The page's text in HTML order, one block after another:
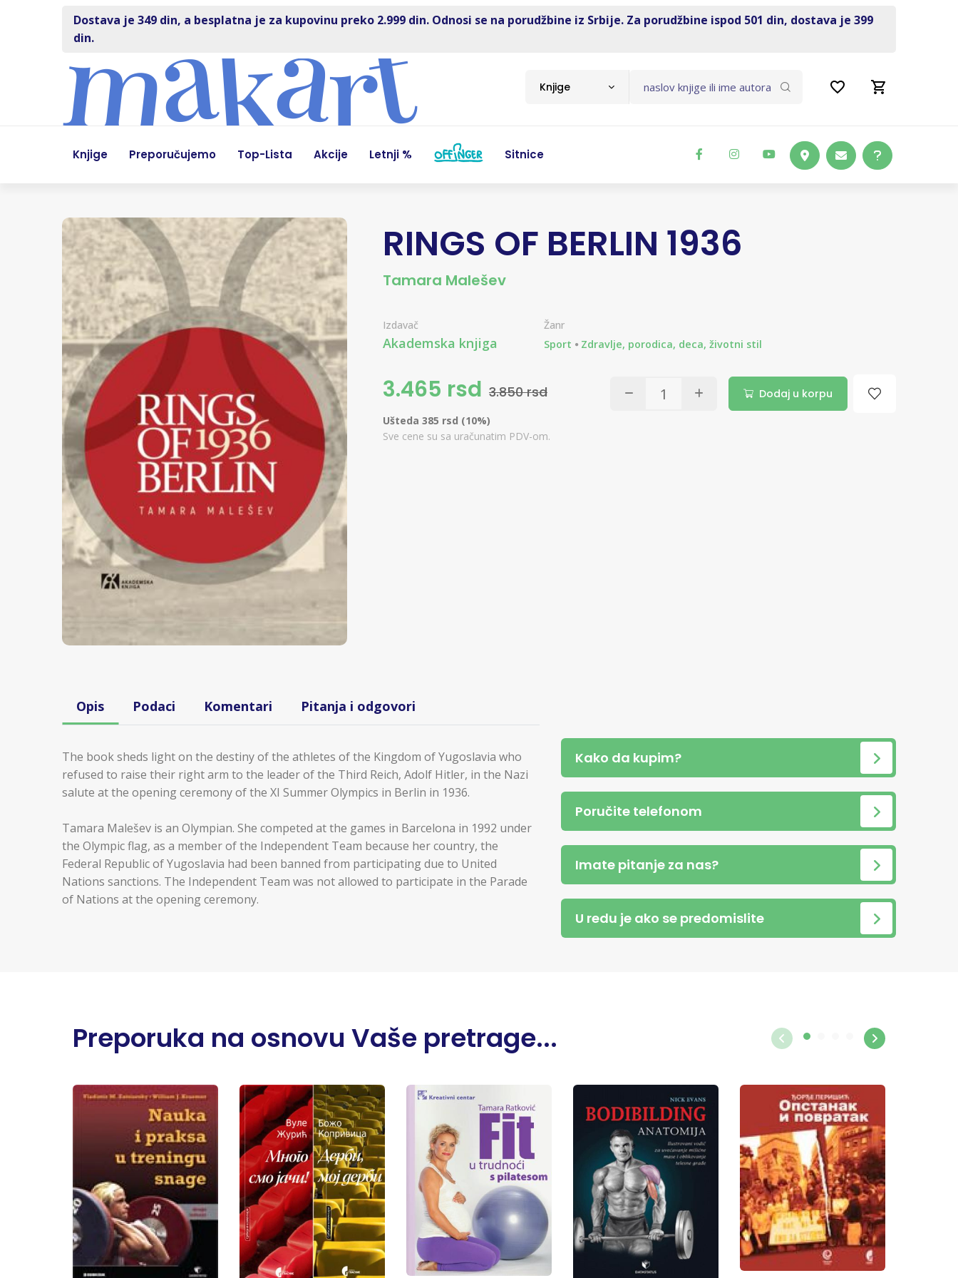
Dostava je 349 din, a besplatna je za kupovinu preko 2.999 din. Odnosi se na porudžbine iz Srbije. Za porudžbine ispod 501 din, dostava je 399
din.
Knjige
Knjige Preporučujemo Top-Lista Akcije Letnji % Sitnice
RINGS OF BERLIN 1936
Tamara Malešev
Izdavač
Akademska knjiga
Žanr
Sport
Zdravlje, porodica, deca, životni stil
3.465 rsd 3.850 rsd Dodaj u korpu
Ušteda 385 rsd (10%)
Sve cene su sa uračunatim PDV-om.
Opis Podaci Komentari Pitanja i odgovori
The book sheds light on the destiny of the athletes of the Kingdom of Yugoslavia who
refused to raise their right arm to the leader of the Third Reich, Adolf Hitler, in the Nazi
salute at the opening ceremony of the XI Summer Olympics in Berlin in 1936.
Tamara Malešev is an Olympian. She competed at the games in Barcelona in 1992 under
the Olympic flag, as a member of the Independent Team because her country, the
Federal Republic of Yugoslavia had been banned from participating due to United
Nations sanctions. The Independent Team was not allowed to participate in the Parade
of Nations at the opening ceremony.
Kako da kupim?
Poručite telefonom
Imate pitanje za nas?
U redu je ako se predomislite
Preporuka na osnovu Vaše pretrage...